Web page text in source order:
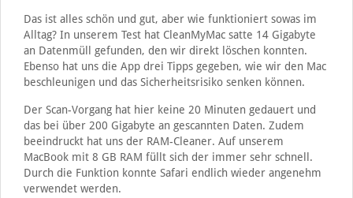
Das ist alles schön und gut, aber wie funktioniert sowas im
Alltag? In unserem Test hat CleanMyMac satte 14 Gigabyte
an Datenmüll gefunden, den wir direkt löschen konnten.
Ebenso hat uns die App drei Tipps gegeben, wie wir den Mac
beschleunigen und das Sicherheitsrisiko senken können.
Der Scan-Vorgang hat hier keine 20 Minuten gedauert und
das bei über 200 Gigabyte an gescannten Daten. Zudem
beeindruckt hat uns der RAM-Cleaner. Auf unserem
MacBook mit 8 GB RAM füllt sich der immer sehr schnell.
Durch die Funktion konnte Safari endlich wieder angenehm
verwendet werden.